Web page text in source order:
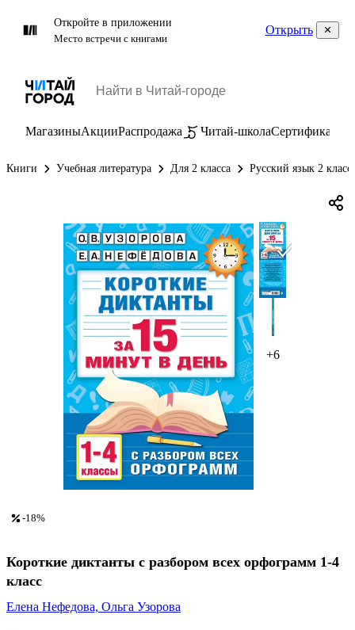
Откройте в приложении
Место встречи с книгами
Открыть
МагазиныАкцииРаспродажа Читай-школаСертификаты
Книги Учебная литература Для 2 класса Русский язык 2 класс
+6
-18%
Короткие диктанты с разбором всех орфограмм 1-4
класс
Елена Нефедова, Ольга Узорова